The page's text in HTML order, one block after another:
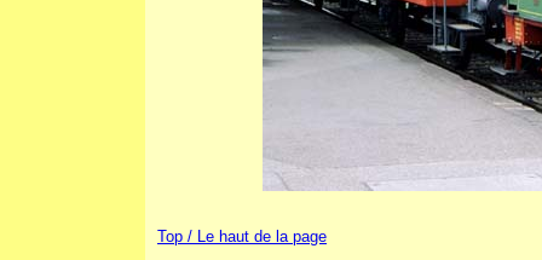
Top / Le haut de la page